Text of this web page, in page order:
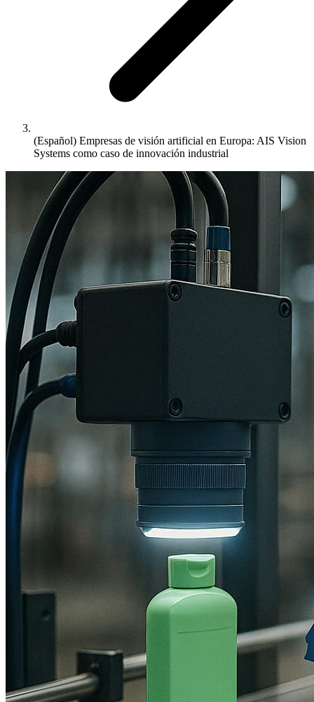
(Español) Empresas de visión artificial en Europa: AIS Vision
Systems como caso de innovación industrial